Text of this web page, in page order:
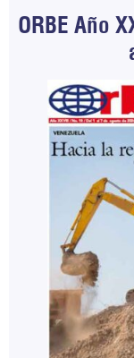
ORBE Año